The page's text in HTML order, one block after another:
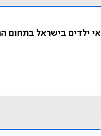
ילדים בישראל בתחום